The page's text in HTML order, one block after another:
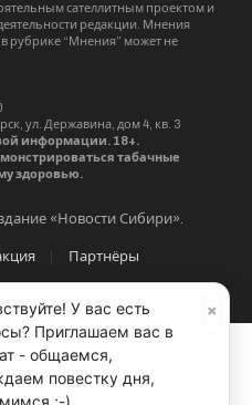
сателлитным проектом и
редакции. Мнения
рубрике “Мнения” может не
ул. Державина, дом 4, кв. 3
информации. 18+.
табачные
здоровью.
«Новости Сибири».
Партнёры
×
У вас есть
Приглашаем вас в
- общаемся,
повестку дня,
;-)